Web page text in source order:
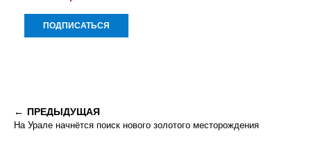
ПРЕДЫДУЩАЯ
На Урале начнётся поиск нового золотого месторождения